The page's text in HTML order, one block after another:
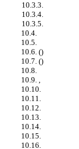
10.3.3.
10.3.4.
10.3.5.
10.4.
10.5.
10.6. ()
10.7. ()
10.8.
10.9. ,
10.10.
10.11.
10.12.
10.13.
10.14.
10.15.
10.16.